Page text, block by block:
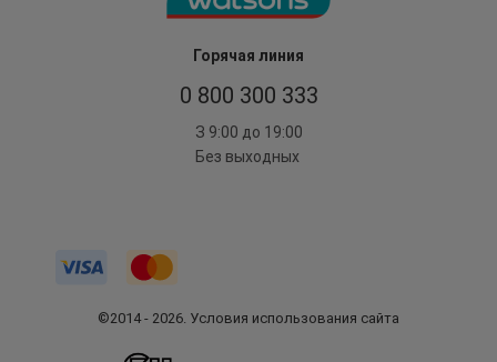
Горячая линия
0 800 300 333
З 9:00 до 19:00
Без выходных
©2014 - 2026. Условия использования сайта